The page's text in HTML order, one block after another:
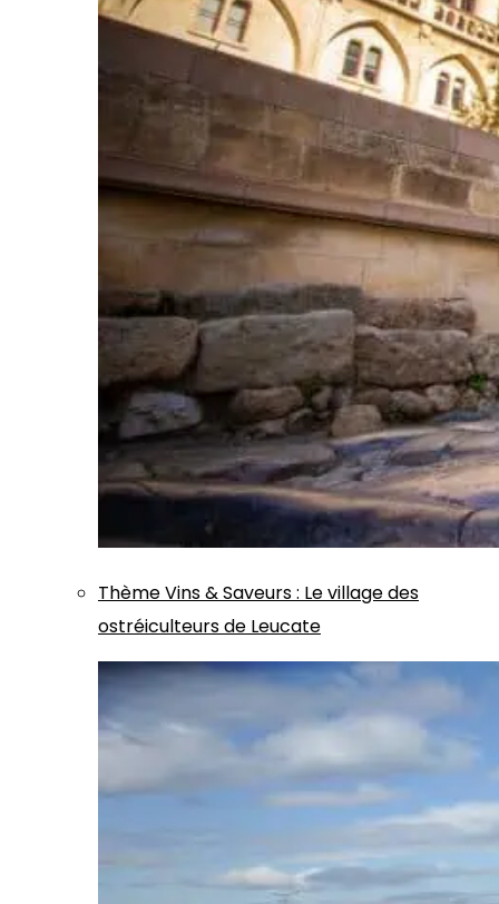
ThèmeVins & Saveurs: Le village des
ostréiculteurs de Leucate